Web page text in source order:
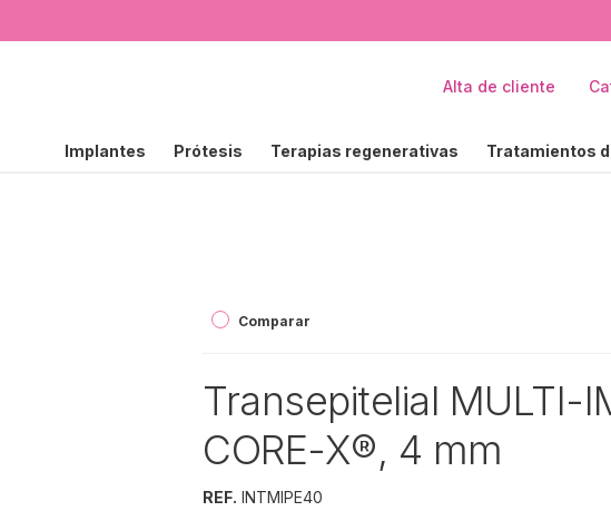
Implantes Prótesis Terapias regenerativas Tratamientos
Alta de cliente
Comparar
Transepitelial MULTI-
CORE-X®, 4 mm
REF. INTMIPE40